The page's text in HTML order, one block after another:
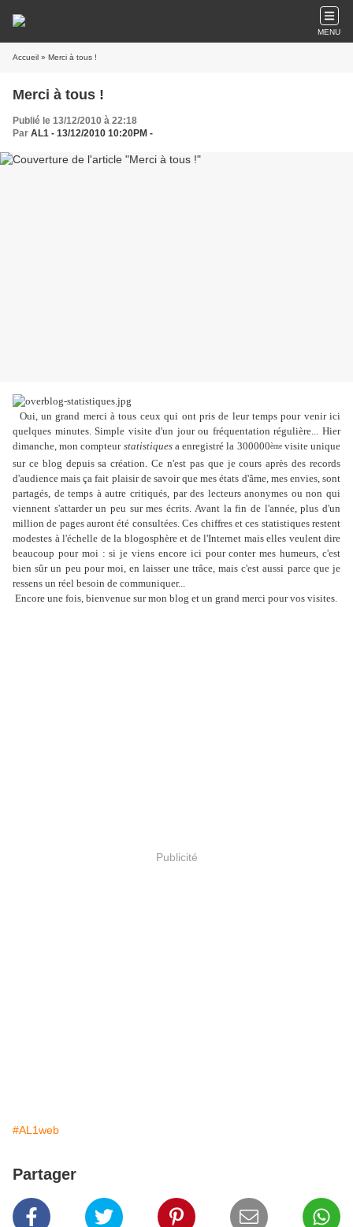
MENU
Accueil » Merci à tous !
Merci à tous !
Publié le 13/12/2010 à 22:18
Par AL1 - 13/12/2010 10:20PM -
Oui, un grand merci à tous ceux qui ont pris de leur temps pour venir ici
quelques minutes. Simple visite d'un jour ou fréquentation régulière... Hier
dimanche, mon compteur statistiquesa enregistré la 300000èmevisite unique
sur ce blog depuis sa création. Ce n'est pas que je cours après des records
d'audience mais ça fait plaisir de savoir que mes états d'âme, mes envies, sont
partagés, de temps à autre critiqués, par des lecteurs anonymes ou non qui
viennent s'attarder un peu sur mes écrits. Avant la fin de l'année, plus d'un
million de pages auront été consultées. Ces chiffres et ces statistiques restent
modestes à l'échelle de la blogosphère et de l'Internet mais elles veulent dire
beaucoup pour moi : si je viens encore ici pour conter mes humeurs, c'est
bien sûr un peu pour moi, en laisser une trâce, mais c'est aussi parce que je
ressens un réel besoin de communiquer...
Encore une fois, bienvenue sur mon blog et un grand merci pour vos visites.
Publicité
#AL1web
Partager